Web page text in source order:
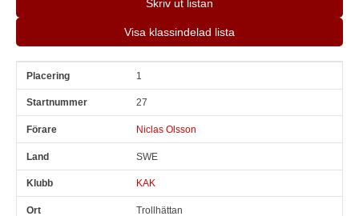
Skriv ut listan
Visa klassindelad lista
Pl Snr 1
27
Niclas Olsson
SWE
KAK
Trollhättan